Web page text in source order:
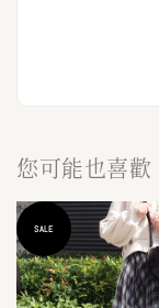
您可能也喜歡
SALE